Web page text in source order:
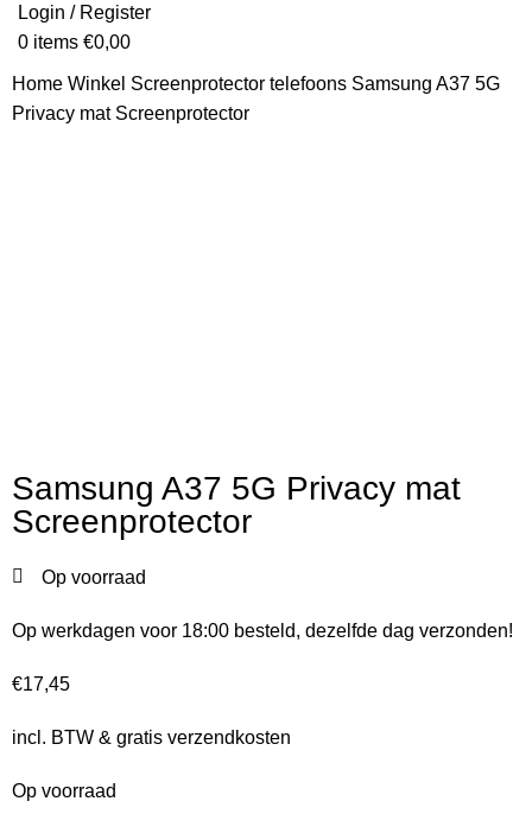
Login / Register
0 items €0,00
HomeWinkel Screenprotector telefoons Samsung A37 5G
Privacy mat Screenprotector
Samsung A37 5G Privacy mat
Screenprotector
Op voorraad
Op werkdagen voor 18:00 besteld, dezelfde dag verzonden!
€17,45
incl. BTW & gratis verzendkosten
Op voorraad